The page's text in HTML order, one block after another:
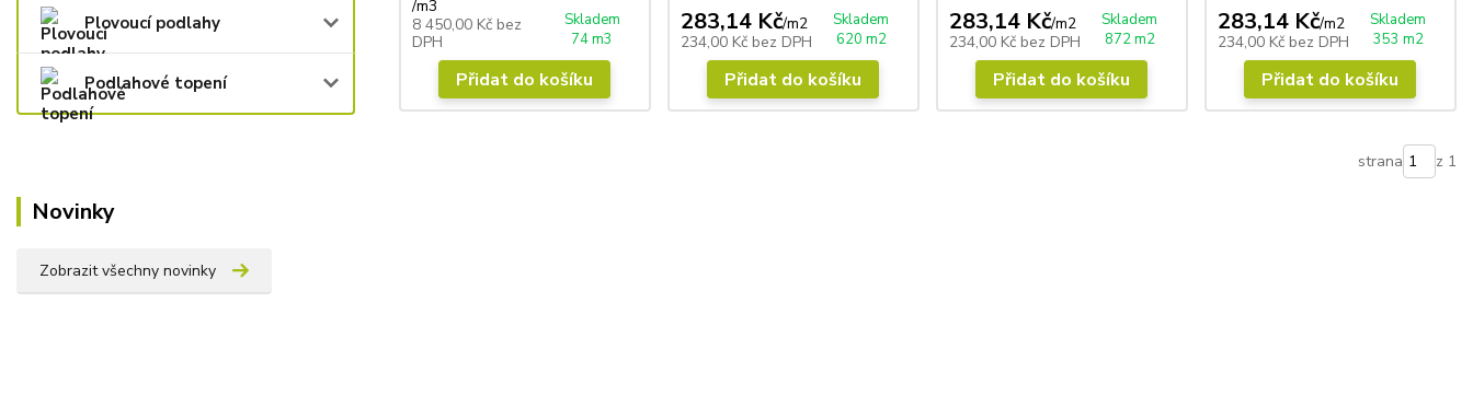
Plovoucí podlahy
Podlahové topení
Novinky
Zobrazit všechny novinky
/m3
8 450,00 Kč bez
DPH
Skladem
74 m3
Přidat do košíku
283,14 Kč/m2
234,00 Kč bez DPH
Skladem
620 m2
Přidat do košíku
283,14 Kč/m2
234,00 Kč bez DPH
Skladem
872 m2
Přidat do košíku
283,14 Kč/m2
234,00 Kč bez DPH
Skladem
353 m2
Přidat do košíku
strana z 1